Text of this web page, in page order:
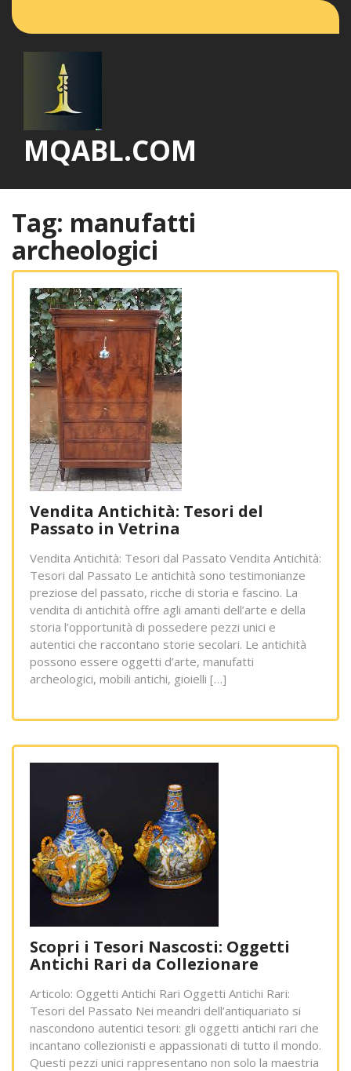
MQABL.COM
Tag: manufatti
archeologici
Vendita Antichità: Tesori del
Passato in Vetrina
Vendita Antichità: Tesori dal Passato Vendita Antichità:
Tesori dal Passato Le antichità sono testimonianze
preziose del passato, ricche di storia e fascino. La
vendita di antichità offre agli amanti dell’arte e della
storia l’opportunità di possedere pezzi unici e
autentici che raccontano storie secolari. Le antichità
possono essere oggetti d’arte, manufatti
archeologici, mobili antichi, gioielli […]
Scopri i Tesori Nascosti: Oggetti
Antichi Rari da Collezionare
Articolo: Oggetti Antichi Rari Oggetti Antichi Rari:
Tesori del Passato Nei meandri dell’antiquariato si
nascondono autentici tesori: gli oggetti antichi rari che
incantano collezionisti e appassionati di tutto il mondo.
Questi pezzi unici rappresentano non solo la maestria